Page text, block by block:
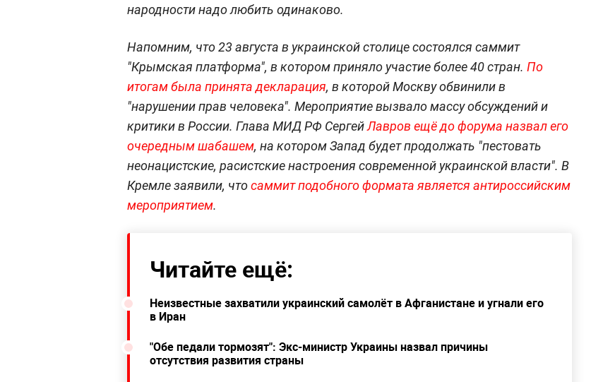
народности надо любить одинаково.
Напомним, что 23 августа в украинской столице состоялся саммит
"Крымская платформа", в котором приняло участие более 40 стран. По
итогам была принята декларация, в которой Москву обвинили в
"нарушении прав человека". Мероприятие вызвало массу обсуждений и
критики в России. Глава МИД РФ СергейЛавров ещё до форума назвал его
очередным шабашем, на котором Запад будет продолжать "пестовать
неонацистские, расистские настроения современной украинской власти". В
Кремле заявили, чтосаммит подобного формата является антироссийским
мероприятием.
Читайте ещё:
Неизвестные захватили украинский самолёт в Афганистане и угнали его
в Иран
"Обе педали тормозят": Экс-министр Украины назвал причины
отсутствия развития страны